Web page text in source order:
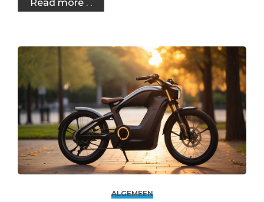
Read more . .
ALGEMEEN